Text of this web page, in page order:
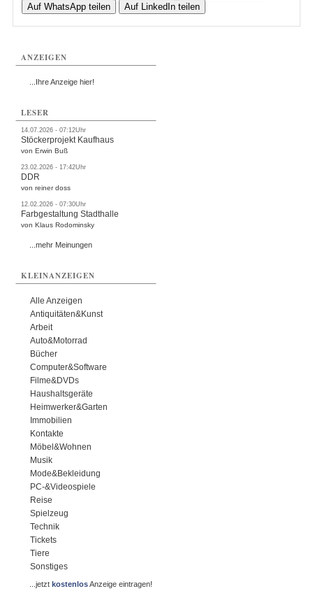
Auf WhatsApp teilen
Auf LinkedIn teilen
ANZEIGEN
...Ihre Anzeige hier!
LESER
14.07.2026 - 07:12Uhr
Stöckerprojekt Kaufhaus
von Erwin Buß
23.02.2026 - 17:42Uhr
DDR
von reiner doss
12.02.2026 - 07:30Uhr
Farbgestaltung Stadthalle
von Klaus Rodominsky
...mehr Meinungen
KLEINANZEIGEN
Alle Anzeigen
Antiquitäten&Kunst
Arbeit
Auto&Motorrad
Bücher
Computer&Software
Filme&DVDs
Haushaltsgeräte
Heimwerker&Garten
Immobilien
Kontakte
Möbel&Wohnen
Musik
Mode&Bekleidung
PC-&Videospiele
Reise
Spielzeug
Technik
Tickets
Tiere
Sonstiges
...jetztkostenlosAnzeige eintragen!